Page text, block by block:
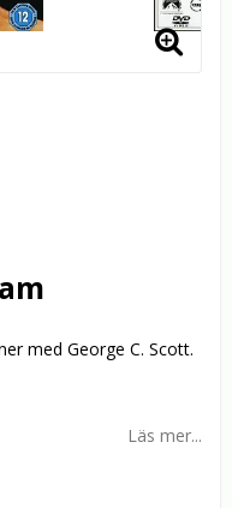
med George C. Scott.
Läs mer...